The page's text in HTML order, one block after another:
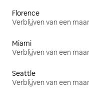
Florence
Verblijven van een
Miami
Verblijven van een
Seattle
Verblijven van een